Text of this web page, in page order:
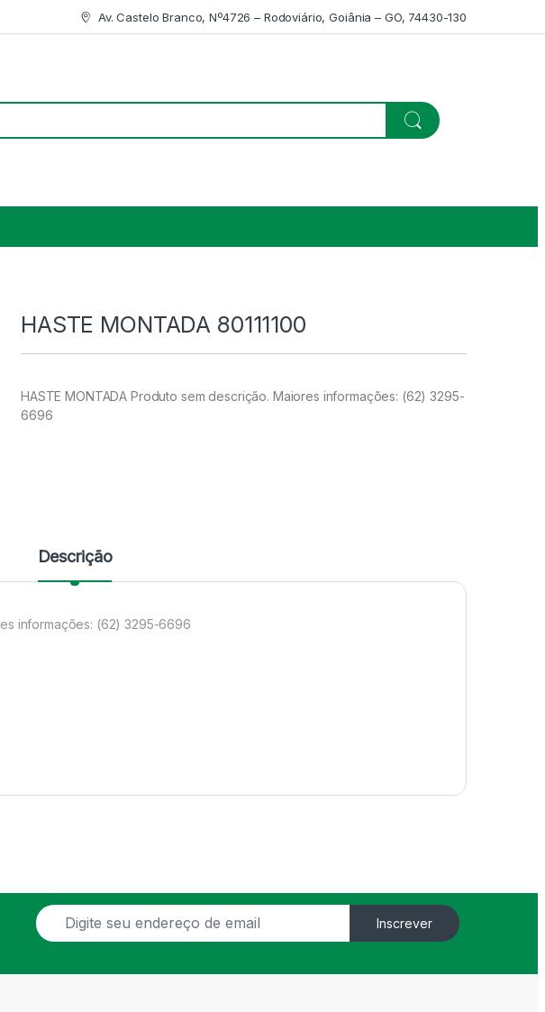
Av. Castelo Branco, Nº4726 – Rodoviário, Goiânia – GO, 74430-130
HASTE MONTADA 80111100
HASTE MONTADA Produto sem descrição. Maiores informações: (62) 3295-
6696
Descrição
informações: (62) 3295-6696
E
m
Inscrever